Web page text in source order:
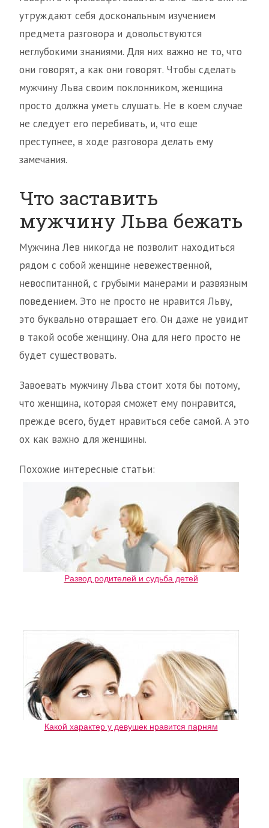
утруждают себя доскональным изучением
предмета разговора и довольствуются
неглубокими знаниями. Для них важно не то, что
они говорят, а как они говорят. Чтобы сделать
мужчину Льва своим поклонником, женщина
просто должна уметь слушать. Не в коем случае
не следует его перебивать, и, что еще
преступнее, в ходе разговора делать ему
замечания.
Что заставить
мужчину Льва бежать
Мужчина Лев никогда не позволит находиться
рядом с собой женщине невежественной,
невоспитанной, с грубыми манерами и развязным
поведением. Это не просто не нравится Льву,
это буквально отвращает его. Он даже не увидит
в такой особе женщину. Она для него просто не
будет существовать.
Завоевать мужчину Льва стоит хотя бы потому,
что женщина, которая сможет ему понравится,
прежде всего, будет нравиться себе самой. А это
ох как важно для женщины.
Похожие интересные статьи:
Развод родителей и судьба детей
Какой характер у девушек нравится парням